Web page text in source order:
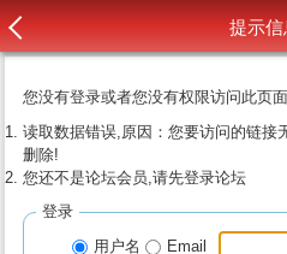
提示信
您没有登录或者您没有权限访问此页
读取数据错误,原因：您要访问的链接
删除!
您还不是论坛会员,请先登录论坛
登录
用户名
Email